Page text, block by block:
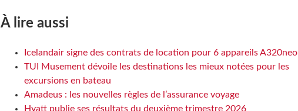
À lire aussi
Icelandair signe des contrats de location pour 6 appareils A320neo
TUI Musement dévoile les destinations les mieux notées pour les
excursions en bateau
Amadeus : les nouvelles règles de l’assurance voyage
Hyatt publie ses résultats du deuxième trimestre 2026